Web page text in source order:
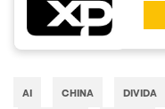
AI CHINA DIVIDA